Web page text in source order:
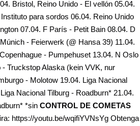
Bristol, Reino Unido - El vellón 05.04.
para sordos 06.04. Reino Unido
07.04. F París - Petit Bain 08.04. D
- Feierwerk (@ Hansa 39) 11.04.
- Pumpehuset 13.04. N Oslo
Truckstop Alaska (kein VVK, nur
- Molotow 19.04. Liga Nacional
Nacional Tilburg - Roadburn* 21.04.
*sin CONTROL DE COMETAS
https://youtu.be/wqifiYVNsYg Obtenga